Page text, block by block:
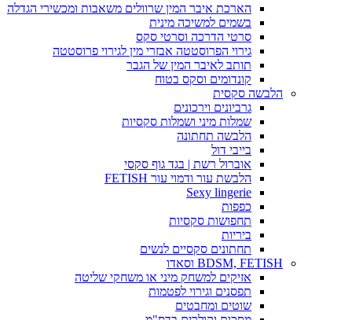
הארכת איבר המין שרוולים משאבות ומכשירי הגדלה
בשמים למשיכה מינית
סרטי הדרכה וסרטי סקס
גירוי הפרוסטטה אבזרי מין לגירוי פרוסטטה
תותב לאיבר המין של הגבר
קונדומים וסקס בטוח
הלבשה סקסית
גרביונים וירכונים
שמלות מיני ושמלות סקסיות
הלבשה תחתונה
בייבי דול
אוברול רשת | בגד גוף סקסי
הלבשת עור ודמוי עור FETISH
Sexy lingerie
כפפות
תחפושות סקסיות
ביריות
תחתונים סקסיים לנשים
BDSM, FETISH וסאדו
אזיקים למשחק מיני או משחקי שליטה
תפסנים וגירוי לפטמות
שוטים ומחבטים